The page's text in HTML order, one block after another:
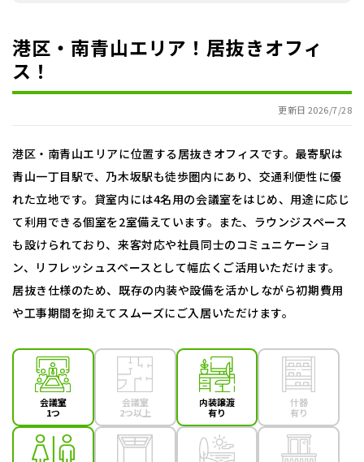
港区・南青山エリア！居抜きオフィ
ス！
更新日 2026/7/28
港区・南青山エリアに位置する居抜きオフィスです。最寄駅は
青山一丁目駅で、乃木坂駅も徒歩圏内にあり、交通利便性に優
れた立地です。貸室内には4名用の会議室をはじめ、用途に応じ
て利用できる個室を2室備えています。また、ラウンジスペース
も設けられており、来客対応や社員同士のコミュニケーショ
ン、リフレッシュスペースとして幅広くご活用いただけます。
居抜き仕様のため、既存の内装や設備を活かしながら初期費用
や工事期間を抑えてスムーズにご入居いただけます。
会議室
1つ
会議室
2つ以上
内装譲渡
有り
什器
有り